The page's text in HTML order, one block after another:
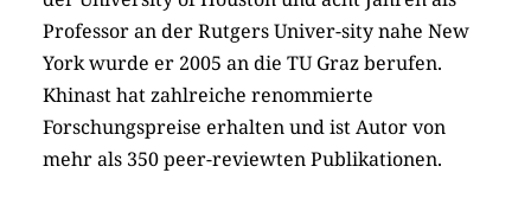
Professor an der Rutgers Univer-sity nahe New
York wurde er 2005 an die TU Graz berufen.
Khinast hat zahlreiche renommierte
Forschungspreise erhalten und ist ­Autor von
mehr als 350 peer-­reviewten Publikationen.